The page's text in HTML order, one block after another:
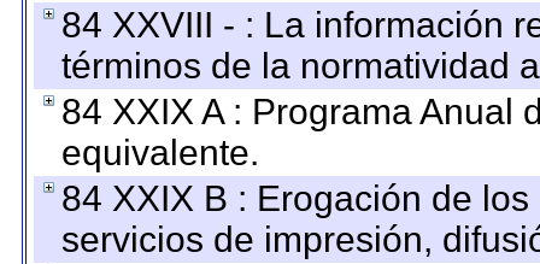
84 XXVIII - : La información
términos de la normatividad
84 XXIX A : Programa Anual
equivalente.
84 XXIX B : Erogación de
servicios de impresión,